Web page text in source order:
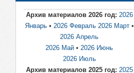
Архив материалов 2026 год: 2026
Январь • 2026 Февраль 2026 Март •
2026 Апрель
2026 Май • 2026 Июнь
2026 Июль
Архив материалов 2025 год: 2025